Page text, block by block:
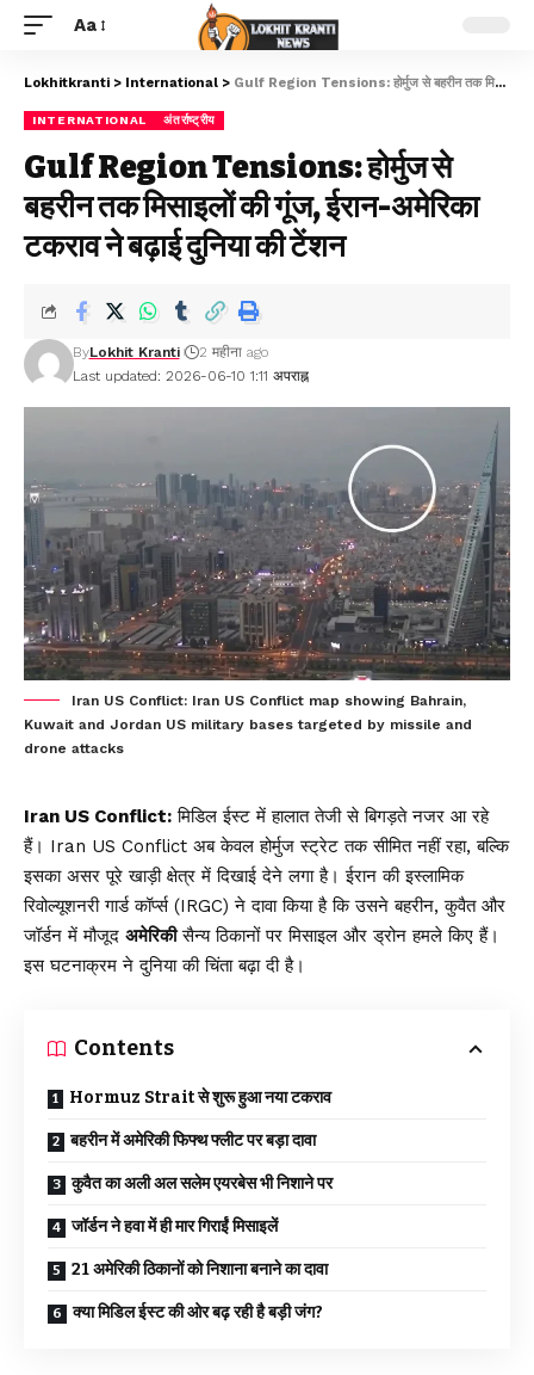
Aa
Lokhitkranti > International > Gulf Region Tensions: होर्मुज से बहरीन तक मिसाइलों की गूंज, ईरान-अमेरिका टकराव ने बढ़ाई दुनिया की टेंशन
INTERNATIONAL अंतर्राष्ट्रीय
Gulf Region Tensions: होर्मुज से
बहरीन तक मिसाइलों की गूंज, ईरान-अमेरिका
टकराव ने बढ़ाई दुनिया की टेंशन
Last updated: 2026-06-10 1:11 अपराह्न
ByLokhit Kranti 2 महीना ago
Iran US Conflict: Iran US Conflict map showing Bahrain,
Kuwait and Jordan US military bases targeted by missile and
drone attacks
Iran US Conflict: मिडिल ईस्ट में हालात तेजी से बिगड़ते नजर आ रहे
हैं। Iran US Conflict अब केवल होर्मुज स्ट्रेट तक सीमित नहीं रहा, बल्कि
इसका असर पूरे खाड़ी क्षेत्र में दिखाई देने लगा है। ईरान की इस्लामिक
रिवोल्यूशनरी गार्ड कॉर्प्स (IRGC) ने दावा किया है कि उसने बहरीन, कुवैत और
जॉर्डन में मौजूद अमेरिकीसैन्य ठिकानों पर मिसाइल और ड्रोन हमले किए हैं।
इस घटनाक्रम ने दुनिया की चिंता बढ़ा दी है।
Contents
Hormuz Strait से शुरू हुआ नया टकराव
बहरीन में अमेरिकी फिफ्थ फ्लीट पर बड़ा दावा
कुवैत का अली अल सलेम एयरबेस भी निशाने पर
जॉर्डन ने हवा में ही मार गिराईं मिसाइलें
21 अमेरिकी ठिकानों को निशाना बनाने का दावा
क्या मिडिल ईस्ट की ओर बढ़ रही है बड़ी जंग?